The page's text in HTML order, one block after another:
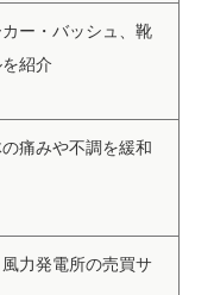
ー・バッシュ、靴
紹介
痛みや不調を緩和
力発電所の売買サ